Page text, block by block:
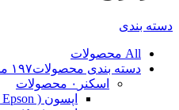
دسته بندی
All محصولات
دسته بندی محصولات۱۹۷ محصول
اسکنر ۰ محصولات
اپسون ( Epson )